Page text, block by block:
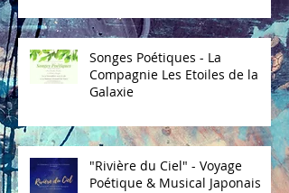
Songes Poétiques - La
Compagnie Les Etoiles de la
Galaxie
"Rivière du Ciel" - Voyage
Poétique & Musical Japonais